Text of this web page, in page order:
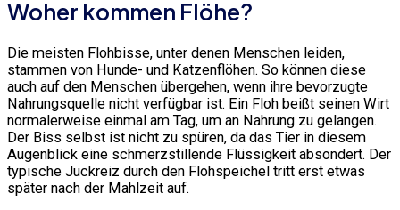
Woher kommen Flöhe?
Die meisten Flohbisse, unter denen Menschen leiden,
stammen von Hunde- und Katzenflöhen. So können diese
auch auf den Menschen übergehen, wenn ihre bevorzugte
Nahrungsquelle nicht verfügbar ist. Ein Floh beißt seinen Wirt
normalerweise einmal am Tag, um an Nahrung zu gelangen.
Der Biss selbst ist nicht zu spüren, da das Tier in diesem
Augenblick eine schmerzstillende Flüssigkeit absondert. Der
typische Juckreiz durch den Flohspeichel tritt erst etwas
später nach der Mahlzeit auf.